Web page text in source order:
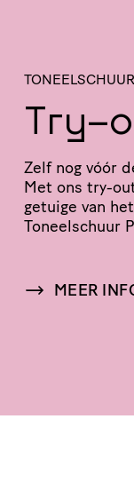
Try-
Zelf nog vóór
Met ons try-
getuige van
Toneel­schuur
MEER